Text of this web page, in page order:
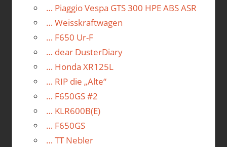
… Piaggio Vespa GTS 300 HPE ABS ASR
… Weisskraftwagen
… F650 Ur-F
… dear DusterDiary
… Honda XR125L
… RIP die „Alte“
… F650GS #2
… KLR600B(E)
… F650GS
… TT Nebler